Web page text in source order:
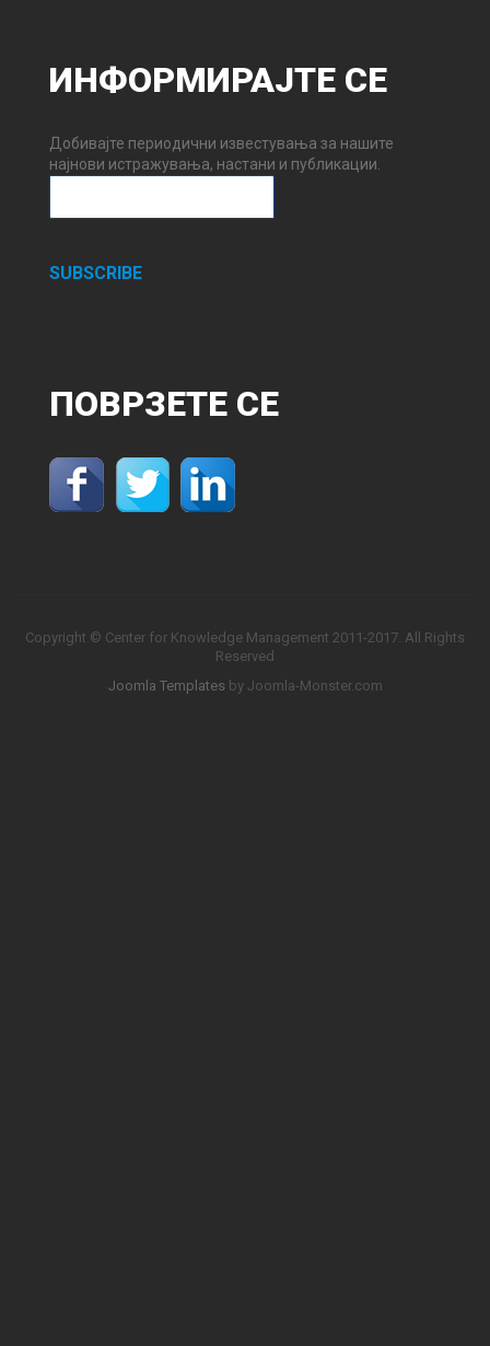
ИНФОРМИРАЈТЕ СЕ
Добивајте периодични известувања за нашите
најнови истражувања, настани и публикации.
SUBSCRIBE
ПОВРЗЕТЕ СЕ
Copyright © Center for Knowledge Management 2011-2017. All Rights
Reserved
Joomla Templatesby Joomla-Monster.com